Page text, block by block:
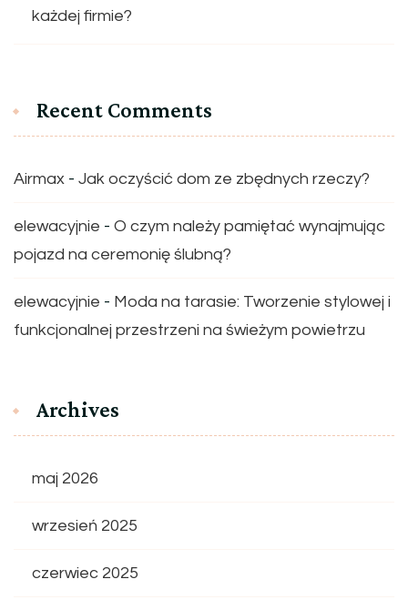
każdej firmie?
Recent Comments
Airmax - Jak oczyścić dom ze zbędnych rzeczy?
elewacyjnie - O czym należy pamiętać wynajmując
pojazd na ceremonię ślubną?
elewacyjnie - Moda na tarasie: Tworzenie stylowej i
funkcjonalnej przestrzeni na świeżym powietrzu
Archives
maj 2026
wrzesień 2025
czerwiec 2025